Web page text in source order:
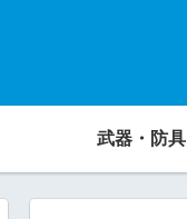
武器・防具